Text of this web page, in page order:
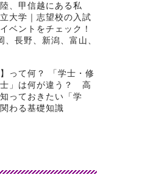
、甲信越にある私
大学｜志望校の入試
ベントをチェック！
、長野、新潟、富山、
】って何？ 「学士・修
」は何が違う？ 高
っておきたい「学
わる基礎知識